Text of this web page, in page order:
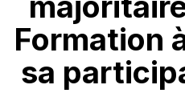
Formation
sa